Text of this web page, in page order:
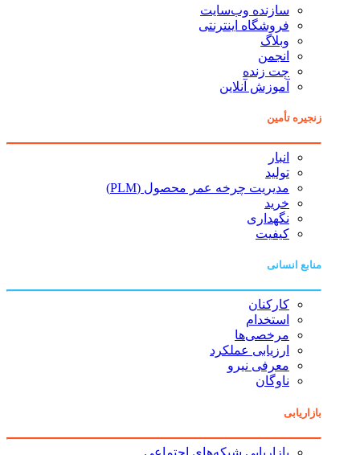
سازنده وب‌سایت
فروشگاه اینترنتی
وبلاگ
انجمن
چت زنده
آموزش آنلاین
زنجیره تأمین
انبار
تولید
مدیریت چرخه عمر محصول (PLM)
خرید
نگهداری
کیفیت
منابع انسانی
کارکنان
استخدام
مرخصی‌ها
ارزیابی عملکرد
معرفی نیرو
ناوگان
بازاریابی
بازاریابی شبکه‌های اجتماعی